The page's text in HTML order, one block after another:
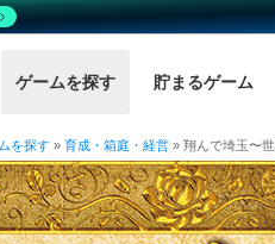
ゲームを探す 貯まるゲーム
を探す » 育成・箱庭・経営 » 翔んで埼玉〜